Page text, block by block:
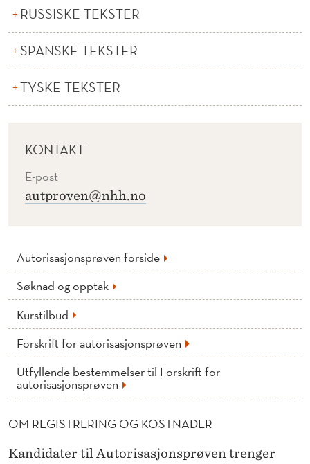
RUSSISKE TEKSTER
SPANSKE TEKSTER
TYSKE TEKSTER
KONTAKT
E-post
autproven@nhh.no
Autorisasjonsprøven forside
Søknad og opptak
Kurstilbud
Forskrift for autorisasjonsprøven
Utfyllende bestemmelser til Forskrift for
autorisasjonsprøven
OM REGISTRERING OG KOSTNADER
Kandidater til Autorisasjonsprøven trenger